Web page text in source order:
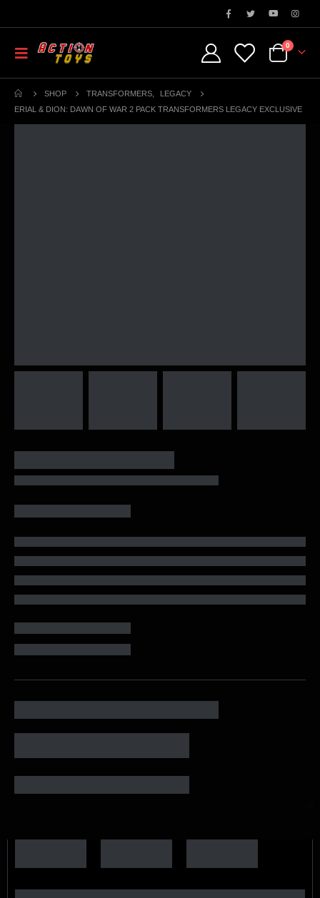
0
SHOP TRANSFORMERS
LEGACY
ERIAL & DION: DAWN OF WAR 2 PACK TRANSFORMERS LEGACY EXCLUSIVE